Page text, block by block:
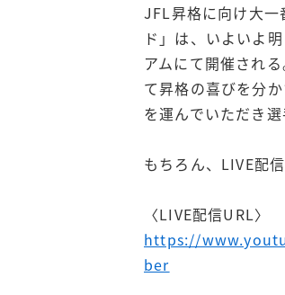
JFL昇格に向け大
ド」は、いよいよ
アムにて開催され
て昇格の喜びを分
を運んでいただき
もちろん、LIVE配
〈LIVE配信URL〉
https://
ber